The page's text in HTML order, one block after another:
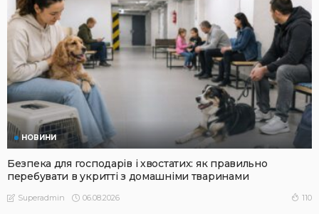
НОВИНИ
Безпека для господарів і хвостатих: як правильно
перебувати в укритті з домашніми тваринами
Superadmin 06.08.2026 110